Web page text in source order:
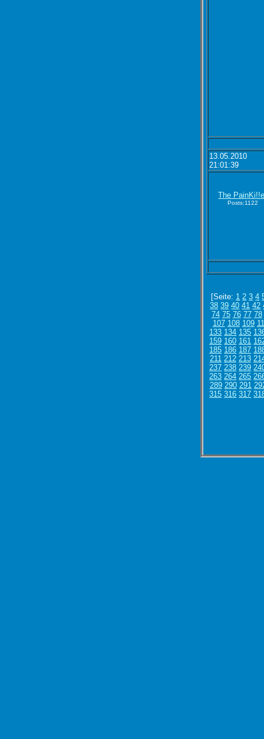
13.05.2010
21:01:39
The
Posts:1122
[Seite: 1 2 3 4
38 39 40 41 42
74 75 76 77 78
107 108 109
133 134 135
159 160 161
185 186 187
211 212 213
237 238 239
263 264 265
289 290 291
315 316 317